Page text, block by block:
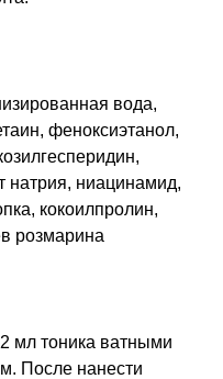
вода,
феноксиэтанол,
натрия, ниацинамид,
кокоилпролин,
розмарина
мл тоника ватными
После нанести